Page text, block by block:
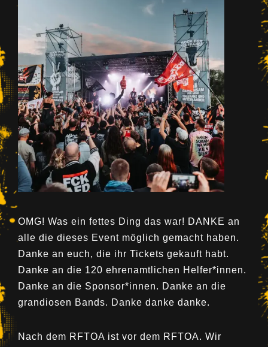
OMG! Was ein fettes Ding das war! DANKE an
alle die dieses Event möglich gemacht haben.
Danke an euch, die ihr Tickets gekauft habt.
Danke an die 120 ehrenamtlichen Helfer*innen.
Danke an die Sponsor*innen. Danke an die
grandiosen Bands. Danke danke danke.
Nach dem RFTOA ist vor dem RFTOA. Wir